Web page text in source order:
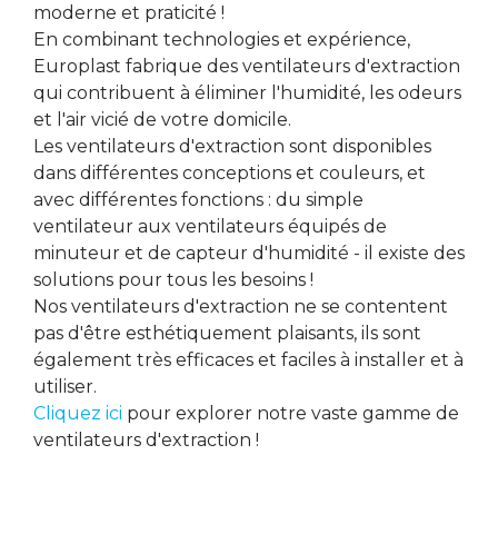
moderne et praticité !
En combinant technologies et expérience,
Europlast fabrique des ventilateurs d'extraction
qui contribuent à éliminer l'humidité, les odeurs
et l'air vicié de votre domicile.
Les ventilateurs d'extraction sont disponibles
dans différentes conceptions et couleurs, et
avec différentes fonctions : du simple
ventilateur aux ventilateurs équipés de
minuteur et de capteur d'humidité - il existe des
solutions pour tous les besoins !
Nos ventilateurs d'extraction ne se contentent
pas d'être esthétiquement plaisants, ils sont
également très efficaces et faciles à installer et à
utiliser.
Cliquez ici pour explorer notre vaste gamme de
ventilateurs d'extraction !